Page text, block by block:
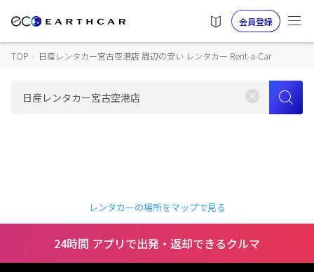
会員登録
TOP › 日産レンタカー宮古空港店 周辺の安い レンタカー Rent-a-Car
レンタカーの場所をマップで見る
24時間 アプリで出発・返却できるクルマ